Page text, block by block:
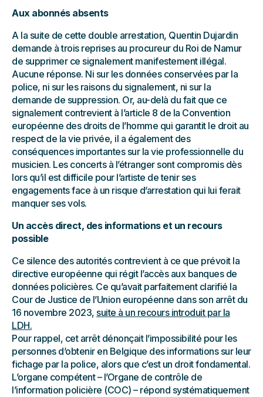
Aux abonnés absents
A la suite de cette double arrestation, Quentin Dujardin
demande à trois reprises au procureur du Roi de Namur
de supprimer ce signalement manifestement illégal.
Aucune réponse. Ni sur les données conservées par la
police, ni sur les raisons du signalement, ni sur la
demande de suppression. Or, au-delà du fait que ce
signalement contrevient à l’article 8 de la Convention
européenne des droits de l’homme qui garantit le droit au
respect de la vie privée, il a également des
conséquences importantes sur la vie professionnelle du
musicien. Les concerts à l’étranger sont compromis dès
lors qu’il est difficile pour l’artiste de tenir ses
engagements face à un risque d’arrestation qui lui ferait
manquer ses vols.
Un accès direct, des informations et un recours
possible
Ce silence des autorités contrevient à ce que prévoit la
directive européenne qui régit l’accès aux banques de
données policières. Ce qu’avait parfaitement clarifié la
Cour de Justice de l’Union européenne dans son arrêt du
16 novembre 2023, suite à un recours introduit par la
LDH.
Pour rappel, cet arrêt dénonçait l’impossibilité pour les
personnes d’obtenir en Belgique des informations sur leur
fichage par la police, alors que c’est un droit fondamental.
L’organe compétent – l’Organe de contrôle de
l’information policière (COC) – répond systématiquement